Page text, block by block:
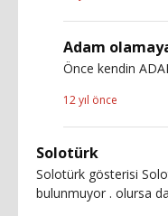
Adam
Önce kendin
12 yıl önce
Solotürk
Solotürk gösterisi
bulunmuyor . olursa